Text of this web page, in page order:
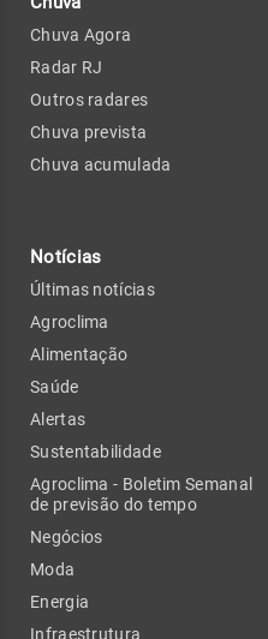
Chuva Agora
Radar RJ
Outros radares
Chuva prevista
Chuva acumulada
Notícias
Últimas notícias
Agroclima
Alimentação
Saúde
Alertas
Sustentabilidade
Agroclima - Boletim Semanal
de previsão do tempo
Negócios
Moda
Energia
Infraestrutura